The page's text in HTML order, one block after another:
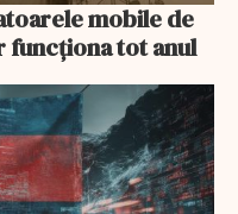
mobile de
funcționa tot anul